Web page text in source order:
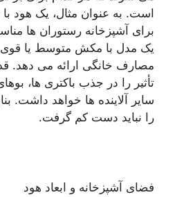
است. به عنوان مثال، یک هود
برای آشپزخانه رستوران ها
یک مدل با مکش متوسط ​​یا قوی
مصارف خانگی ارائه می دهد.
تأثیر را در جذب باکتری ها،
سایر آلاینده ها خواهد داشت.
را نباید دست کم گرفت.
فضای آشپزخانه و ابعاد هود